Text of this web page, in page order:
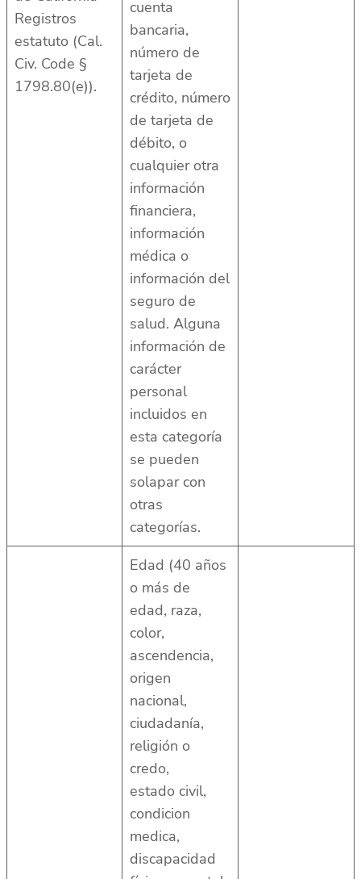
Registros
estatuto (Cal.
Civ. Code §
1798.80(e)).
cuenta
bancaria,
número de
tarjeta de
crédito, número
de tarjeta de
débito, o
cualquier otra
información
financiera,
información
médica o
información del
seguro de
salud. Alguna
información de
carácter
personal
incluidos en
esta categoría
se pueden
solapar con
otras
categorías.
Edad (40 años
o más de
edad, raza,
color,
ascendencia,
origen
nacional,
ciudadanía,
religión o
credo,
estado civil,
condicion
medica,
discapacidad